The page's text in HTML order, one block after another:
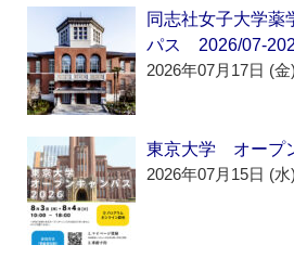
同志社女子大学
パス 2026/07-
2026年07月17日 (金)
東京大学 オープ
2026年07月15日 (水)